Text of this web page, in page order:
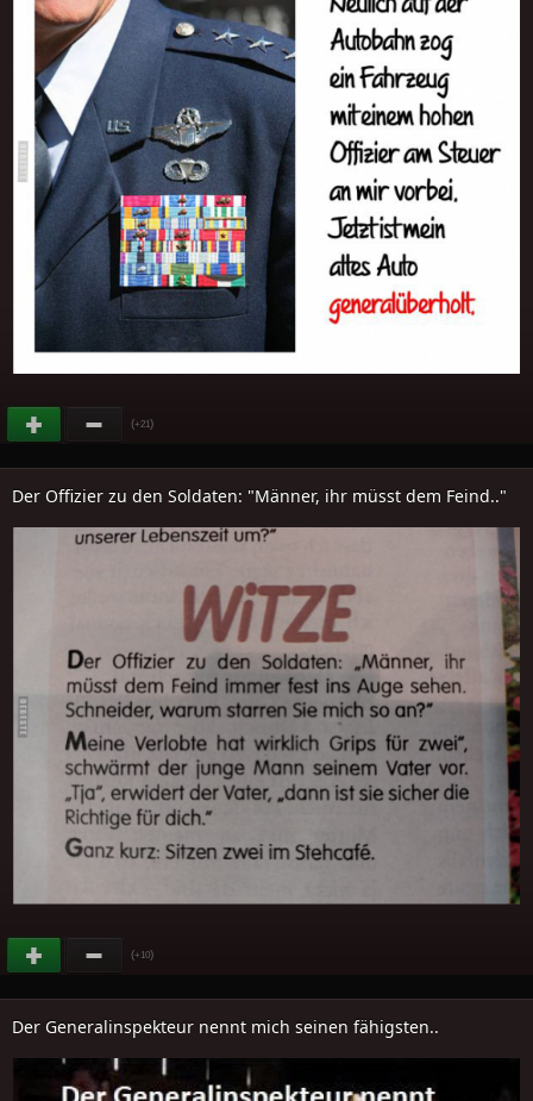
(+21)
Der Offizier zu den Soldaten: "Männer, ihr müsst dem Feind.."
(+10)
Der Generalinspekteur nennt mich seinen fähigsten..